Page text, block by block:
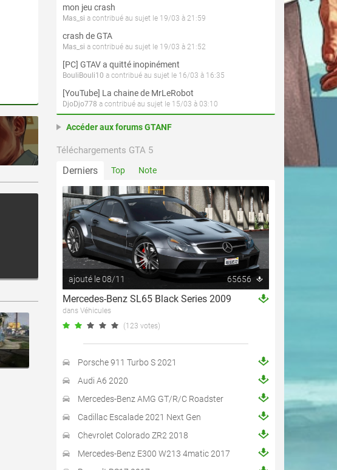
mon jeu crash
Mas_si a contribué au sujet le 19/03 à 21:59
crash de GTA
Mas_si a contribué au sujet le 19/03 à 21:52
[PC] GTAV a quitté inopinément
BouliBouli10 a contribué au sujet le 16/03 à 16:35
[YouTube] La chaine de MrLeRobot
DjoDjo778 a contribué au sujet le 15/03 à 03:10
Accéder aux forums GTANF
Téléchargements GTA 5
Derniers Top Note
ajouté le 08/11 65656
Mercedes-Benz SL65 Black Series 2009
dans Véhicules
(123 votes)
Porsche 911 Turbo S 2021
Audi A6 2020
Mercedes-Benz AMG GT/R/C Roadster
Cadillac Escalade 2021 Next Gen
Chevrolet Colorado ZR2 2018
Mercedes-Benz E300 W213 4matic 2017